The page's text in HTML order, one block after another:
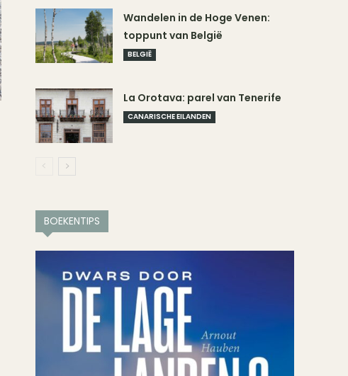
Wandelen in de Hoge Venen:
toppunt van België
BELGIË
La Orotava: parel van Tenerife
CANARISCHE EILANDEN
BOEKENTIPS